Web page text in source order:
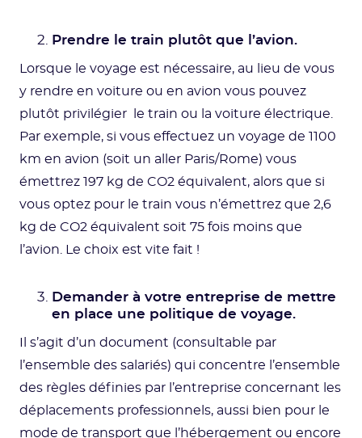
Prendre le train plutôt que l’avion.
Lorsque le voyage est nécessaire, au lieu de vous
y rendre en voiture ou en avion vous pouvez
plutôt privilégier le train ou la voiture électrique.
Par exemple, si vous effectuez un voyage de 1100
km en avion (soit un aller Paris/Rome) vous
émettrez 197 kg de CO2 équivalent, alors que si
vous optez pour le train vous n’émettrez que 2,6
kg de CO2 équivalent soit 75 fois moins que
l’avion. Le choix est vite fait !
Demander à votre entreprise de mettre
en place une politique de voyage.
Il s’agit d’un document (consultable par
l’ensemble des salariés) qui concentre l’ensemble
des règles définies par l’entreprise concernant les
déplacements professionnels, aussi bien pour le
mode de transport que l’hébergement ou encore